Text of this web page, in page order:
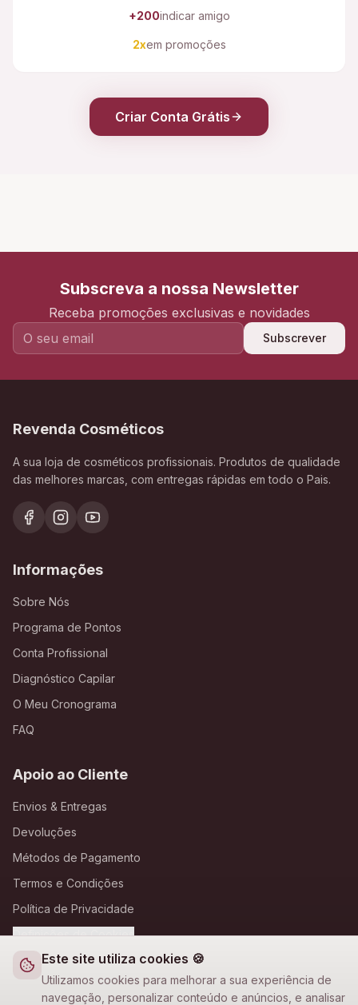
Este site utiliza cookies 🍪
Utilizamos cookies para melhorar a sua experiência de
navegação, personalizar conteúdo e anúncios, e analisar
+200indicar amigo
2xem promoções
Criar Conta Grátis
Subscreva a nossa Newsletter
Receba promoções exclusivas e novidades
Subscrever
Revenda Cosméticos
A sua loja de cosméticos profissionais. Produtos de qualidade
das melhores marcas, com entregas rápidas em todo o Pais.
Informações
Sobre Nós
Programa de Pontos
Conta Profissional
Diagnóstico Capilar
O Meu Cronograma
FAQ
Apoio ao Cliente
Envios & Entregas
Devoluções
Métodos de Pagamento
Termos e Condições
Política de Privacidade
Definições de Cookies
A Loja Nova